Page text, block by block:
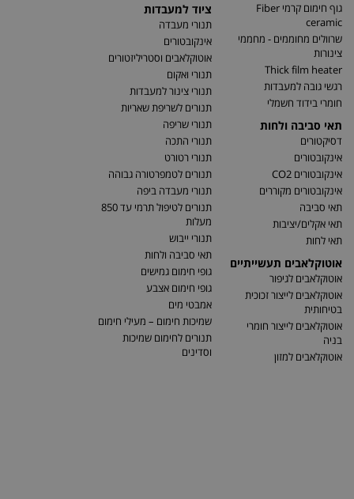
גוף חימום קרמי Fiber
ceramic
שרוולים מחוממים - מחממי
צינורות
Thick film heater
רגשי גובה למעבדות
חומרי בידוד חשמלי
תאי סביבה ולחות
דסיקטורים
אינקובטורים
אינקובטורים CO2
אינקובטורים מקוררים
תאי סביבה
תאי אקלים/יציבות
תאי לחות
אוטוקלאבים תעשייתיים
אוטוקלאבים לגיפור
אוטוקלאבים לייצור זכוכית
בטיחותית
אוטוקלאבים לייצור חומרי
בניה
אוטוקלאבים למזון
ציוד למעבדות
תנורי מעבדה
אינקובטורים
אוטוקלאבים וסטריליזטורים
תנורי ואקום
תנורי צינור למעבדות
תנורים לשריפת שאריות
תנורי שריפה
תנורי התכה
תנורי רטורט
תנורים לטמפרטורה גבוהה
תנורי מעבדה ביפה
תנורים לטיפול תרמי עד 850
מעלות
תנורי ייבוש
תאי סביבה ולחות
גופי חימום גמישים
גופי חימום אצבע
אמבטי מים
שמיכות חימום – מעילי חימום
תנורים לחימום שמיכות
וסדינים